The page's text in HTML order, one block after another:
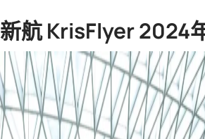
新航 KrisFlyer 2024